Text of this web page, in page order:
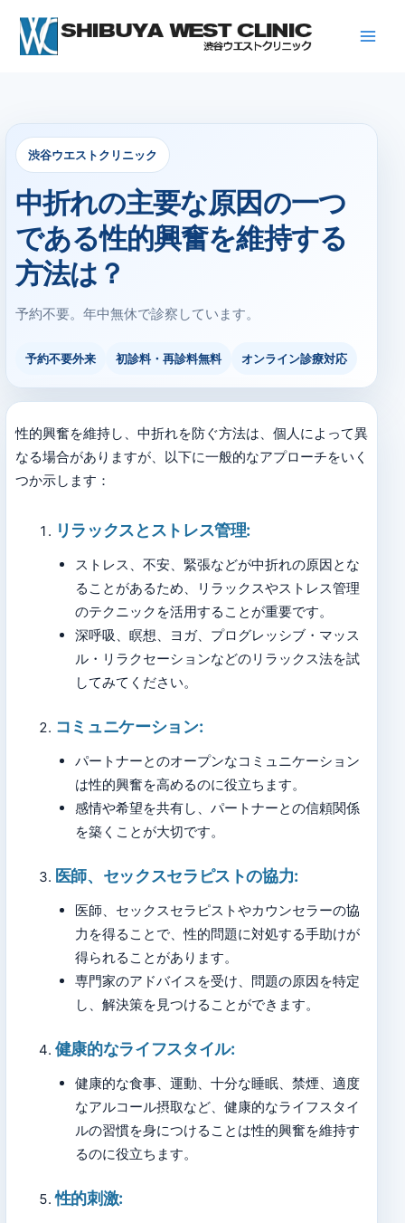
渋谷ウエストクリニック
中折れの主要な原因の一つ
である性的興奮を維持する
方法は？
予約不要。年中無休で診察しています。
予約不要外来 初診料・再診料無料 オンライン診療対応
性的興奮を維持し、中折れを防ぐ方法は、個人によって異
なる場合がありますが、以下に一般的なアプローチをいく
つか示します：
リラックスとストレス管理:
ストレス、不安、緊張などが中折れの原因とな
ることがあるため、リラックスやストレス管理
のテクニックを活用することが重要です。
深呼吸、瞑想、ヨガ、プログレッシブ・マッス
ル・リラクセーションなどのリラックス法を試
してみてください。
コミュニケーション:
パートナーとのオープンなコミュニケーション
は性的興奮を高めるのに役立ちます。
感情や希望を共有し、パートナーとの信頼関係
を築くことが大切です。
医師、セックスセラピストの協力:
医師、セックスセラピストやカウンセラーの協
力を得ることで、性的問題に対処する手助けが
得られることがあります。
専門家のアドバイスを受け、問題の原因を特定
し、解決策を見つけることができます。
健康的なライフスタイル:
健康的な食事、運動、十分な睡眠、禁煙、適度
なアルコール摂取など、健康的なライフスタイ
ルの習慣を身につけることは性的興奮を維持す
るのに役立ちます。
性的刺激: